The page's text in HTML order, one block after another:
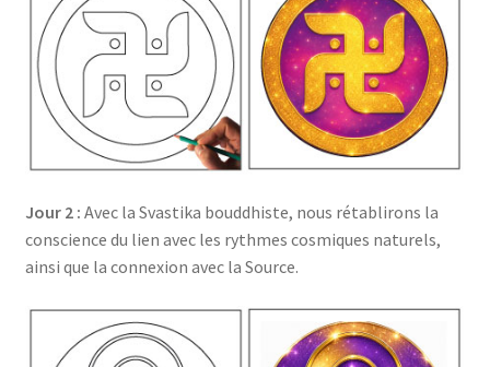
Jour 2 : Avec la Svastika bouddhiste, nous rétablirons la
conscience du lien avec les rythmes cosmiques naturels,
ainsi que la connexion avec la Source.